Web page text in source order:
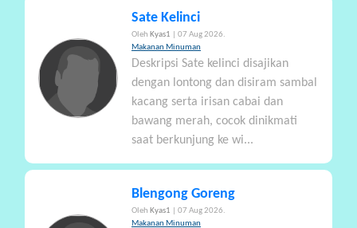
Sate Kelinci
Oleh Kyas1
| 07 Aug 2026.
Makanan Minuman
Deskripsi Sate kelinci disajikan
dengan lontong dan disiram sambal
kacang serta irisan cabai dan
bawang merah, cocok dinikmati
saat berkunjung ke wi...
Blengong Goreng
Oleh Kyas1
| 07 Aug 2026.
Makanan Minuman